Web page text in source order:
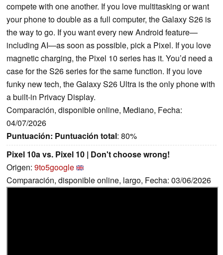
compete with one another. If you love multitasking or want
your phone to double as a full computer, the Galaxy S26 is
the way to go. If you want every new Android feature—
including AI—as soon as possible, pick a Pixel. If you love
magnetic charging, the Pixel 10 series has it. You’d need a
case for the S26 series for the same function. If you love
funky new tech, the Galaxy S26 Ultra is the only phone with
a built-in Privacy Display.
Comparación, disponible online, Mediano, Fecha:
04/07/2026
Puntuación: Puntuación total: 80%
Pixel 10a vs. Pixel 10 | Don't choose wrong!
Origen: 9to5google
Comparación, disponible online, largo, Fecha: 03/06/2026